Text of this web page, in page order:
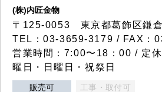
(株)内匠金物
〒125-0053 東京都葛飾区鎌
TEL：03-3659-3179 / FAX：
営業時間：7:00〜18：00 / 定
曜日・日曜日・祝祭日
販売可 工事・取付可